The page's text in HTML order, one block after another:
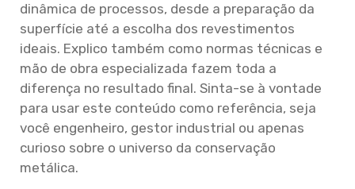
dinâmica de processos, desde a preparação da
superfície até a escolha dos revestimentos
ideais. Explico também como normas técnicas e
mão de obra especializada fazem toda a
diferença no resultado final. Sinta-se à vontade
para usar este conteúdo como referência, seja
você engenheiro, gestor industrial ou apenas
curioso sobre o universo da conservação
metálica.